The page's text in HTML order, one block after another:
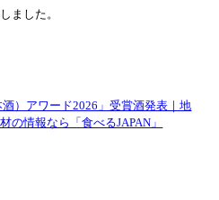
ました。
）アワード2026」受賞酒発表｜地
の情報なら「食べるJAPAN」